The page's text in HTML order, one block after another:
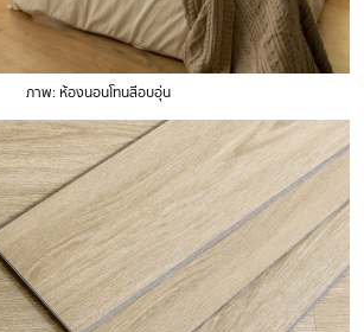
ภาพ: ห้องนอนโทนสีอบอุ่น